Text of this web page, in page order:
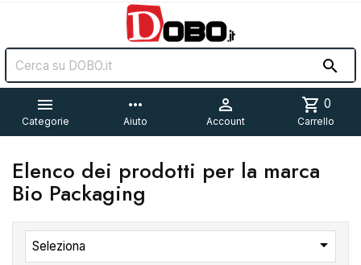


Categorie
more_horiz
Aiuto

Account
shopping_cart 0
Carrello
Elenco dei prodotti per la marca
Bio Packaging
Seleziona 